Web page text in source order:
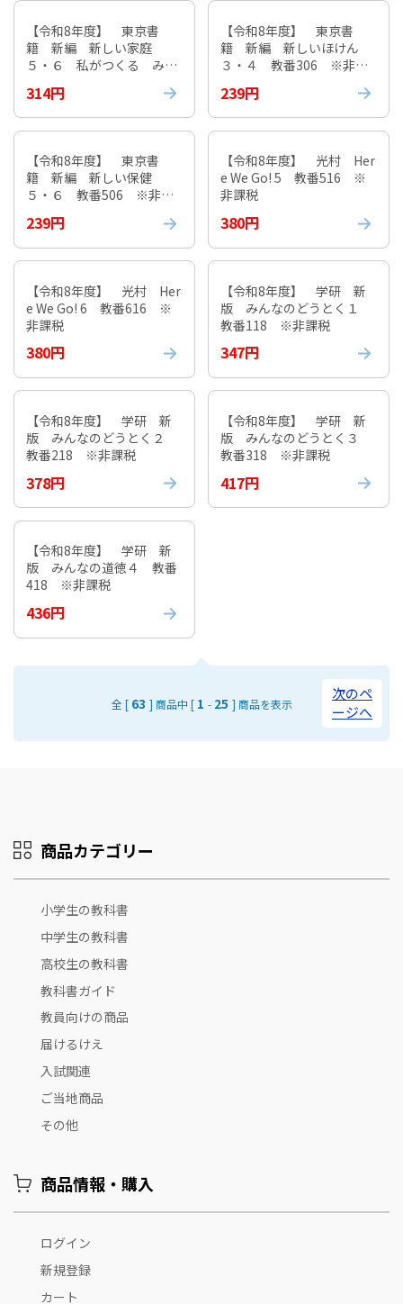
【令和8年度】 東京書
籍 新編 新しい家庭
５・６ 私がつくる みん
る 教番503 ※非課税
314円
【令和8年度】 東京書
籍 新編 新しいほけん
３・４ 教番306 ※非課
239円
【令和8年度】 東京書
籍 新編 新しい保健
５・６ 教番506 ※非課
239円
【令和8年度】 光村 Her
e We Go! 5 教番516 ※
非課税
380円
【令和8年度】 光村 Her
e We Go! 6 教番616 ※
非課税
380円
【令和8年度】 学研 新
版 みんなのどうとく１
教番118 ※非課税
347円
【令和8年度】 学研 新
版 みんなのどうとく２
教番218 ※非課税
378円
【令和8年度】 学研 新
版 みんなのどうとく３
教番318 ※非課税
417円
【令和8年度】 学研 新
版 みんなの道徳４ 教番
418 ※非課税
436円
全 [ 63 ] 商品中 [ 1 - 25 ] 商品を表示
次のペ
ージへ
商品カテゴリー
小学生の教科書
中学生の教科書
高校生の教科書
教科書ガイド
教員向けの商品
届けるけえ
入試関連
ご当地商品
その他
商品情報・購入
ログイン
新規登録
カート